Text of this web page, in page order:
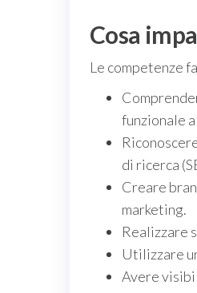
Cosa
Le competenze
funzionale
di ricerca
Creare
marketing.
Realizzare
Utilizzare
Avere